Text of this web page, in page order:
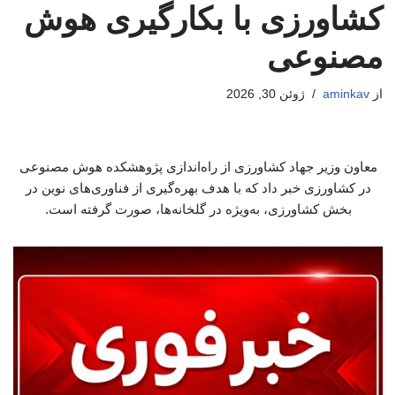
کشاورزی با بکارگیری هوش
مصنوعی
از aminkav ژوئن 30, 2026
معاون وزیر جهاد کشاورزی از راه‌اندازی پژوهشکده هوش مصنوعی
در کشاورزی خبر داد که با هدف بهره‌گیری از فناوری‌های نوین در
بخش کشاورزی، به‌ویژه در گلخانه‌ها، صورت گرفته است.